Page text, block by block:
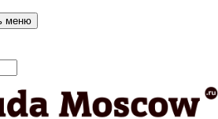
меню